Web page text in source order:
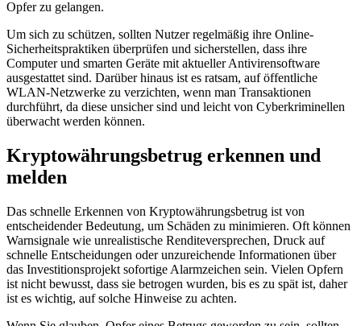
Opfer zu gelangen.
Um sich zu schützen, sollten Nutzer regelmäßig ihre Online-
Sicherheitspraktiken überprüfen und sicherstellen, dass ihre
Computer und smarten Geräte mit aktueller Antivirensoftware
ausgestattet sind. Darüber hinaus ist es ratsam, auf öffentliche
WLAN-Netzwerke zu verzichten, wenn man Transaktionen
durchführt, da diese unsicher sind und leicht von Cyberkriminellen
überwacht werden können.
Kryptowährungsbetrug erkennen und
melden
Das schnelle Erkennen von Kryptowährungsbetrug ist von
entscheidender Bedeutung, um Schäden zu minimieren. Oft können
Warnsignale wie unrealistische Renditeversprechen, Druck auf
schnelle Entscheidungen oder unzureichende Informationen über
das Investitionsprojekt sofortige Alarmzeichen sein. Vielen Opfern
ist nicht bewusst, dass sie betrogen wurden, bis es zu spät ist, daher
ist es wichtig, auf solche Hinweise zu achten.